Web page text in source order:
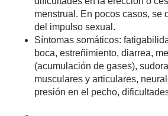
menstrual. En pocos casos, se
del impulso sexual.
Síntomas somáticos:
boca, estreñimiento, diarrea,
(acumulación de gases),
musculares y articulares,
presión en el pecho,